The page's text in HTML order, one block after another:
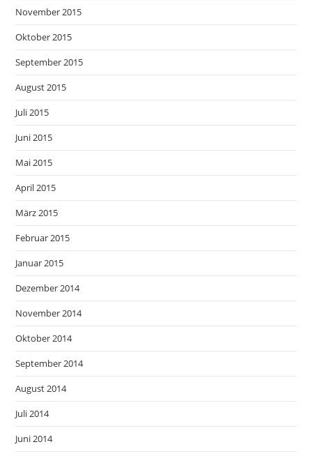
November 2015
Oktober 2015
September 2015
August 2015
Juli 2015
Juni 2015
Mai 2015
April 2015
März 2015
Februar 2015
Januar 2015
Dezember 2014
November 2014
Oktober 2014
September 2014
August 2014
Juli 2014
Juni 2014